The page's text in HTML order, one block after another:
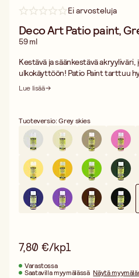
Löydä inspiraatio
Ei arvosteluja
Deco Art Patio paint,
59 ml
Kestävä ja säänkestävä
ulkokäyttöön! Patio Paint tarttuu
puuhun ja terrakottaan, ja se on
ulkona ympäri vuoden olevien
Yksi pullo sisältää 59 ml.
Lue lisää
Tuoteversio: Grey skies
7,80 €/kpl
Varastossa
Saatavilla myymälässä Näytä